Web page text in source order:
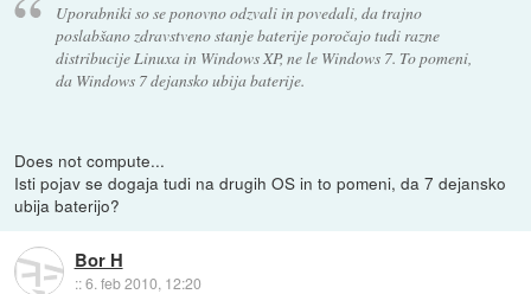
Uporabniki so se ponovno odzvali in povedali, da trajno
poslabšano zdravstveno stanje baterije poročajo tudi razne
distribucije Linuxa in Windows XP, ne le Windows 7. To pomeni,
da Windows 7 dejansko ubija baterije.
Does not compute...
Isti pojav se dogaja tudi na drugih OS in to pomeni, da 7 dejansko
ubija baterijo?
Bor H
::6. feb 2010, 12:20